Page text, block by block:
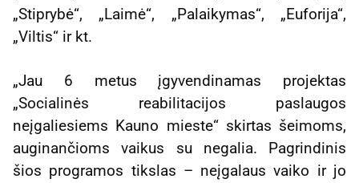
„Stiprybė“, „Laimė“, „Palaikymas“, „Euforija“,
„Viltis“ ir kt.
„Jau 6 metus įgyvendinamas projektas
„Socialinės reabilitacijos paslaugos
neįgaliesiems Kauno mieste“ skirtas šeimoms,
auginančioms vaikus su negalia. Pagrindinis
šios programos tikslas – neįgalaus vaiko ir jo